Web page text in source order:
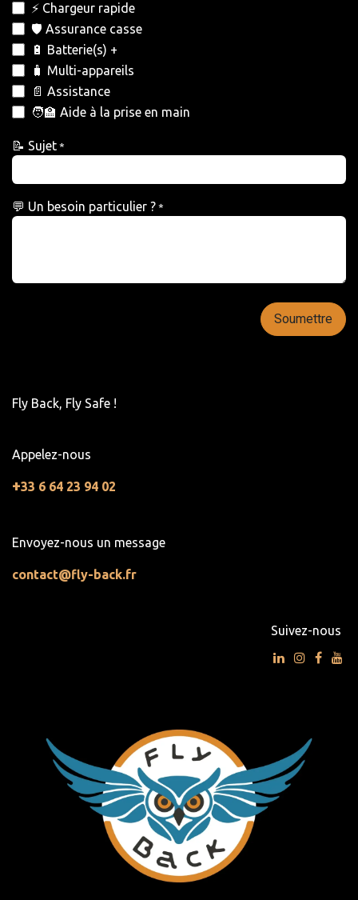
⚡ Chargeur rapide
🛡️ Assurance casse
🔋 Batterie(s) +
🧳 Multi-appareils
📄 Assistance
🧑‍🏫 Aide à la prise en main
📝 Sujet*
💬 Un besoin particulier ?*
Soumettre
Fly Back, Fly Safe !
Appelez-nous
+33 6 64 23 94 02
Envoyez-nous un message
contact@fly-back.fr
Suivez-nous